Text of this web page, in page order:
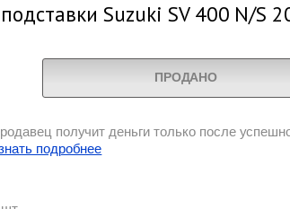
Suzuki SV 400 N/S
ПРОДАНО
получит деньги только после
подробнее